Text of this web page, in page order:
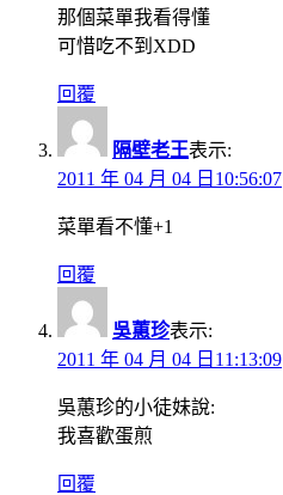
那個菜單我看得懂
可惜吃不到XDD
回覆
隔壁老王表示:
2011 年 04 月 04 日10:56:07
菜單看不懂+1
回覆
吳蕙珍表示:
2011 年 04 月 04 日11:13:09
吳蕙珍的小徒妹說:
我喜歡蛋煎
回覆